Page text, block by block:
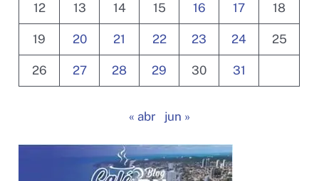
12 13 14 15 16 17 18
19 20 21 22 23 24 25
26 27 28 29 30 31
« abr jun »